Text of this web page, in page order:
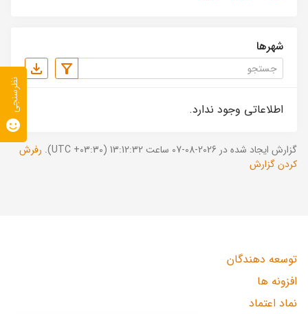
شهرها
اطلاعاتی وجود ندارد.
گزارش ایجاد شده در 2026-08-07 ساعت 13:12:32 (UTC +03:30).
رفرش
کردن گزارش
توسعه دهندگان
افزونه ها
نماد اعتماد
نظرسنجی